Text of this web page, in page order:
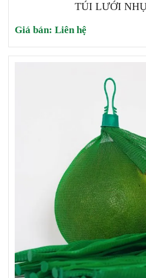
TÚI LƯỚI
Giá bán: Liên hệ